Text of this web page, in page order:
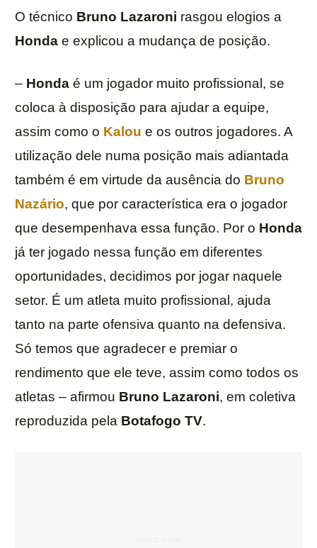
O técnico Bruno Lazaroni rasgou elogios a
Honda e explicou a mudança de posição.
– Honda é um jogador muito profissional, se
coloca à disposição para ajudar a equipe,
assim como o Kalou e os outros jogadores. A
utilização dele numa posição mais adiantada
também é em virtude da ausência do Bruno
Nazário, que por característica era o jogador
que desempenhava essa função. Por o Honda
já ter jogado nessa função em diferentes
oportunidades, decidimos por jogar naquele
setor. É um atleta muito profissional, ajuda
tanto na parte ofensiva quanto na defensiva.
Só temos que agradecer e premiar o
rendimento que ele teve, assim como todos os
atletas – afirmou Bruno Lazaroni, em coletiva
reproduzida pela Botafogo TV.